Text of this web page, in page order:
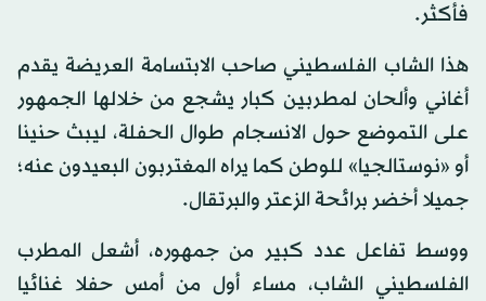
فأكثر.
هذا الشاب الفلسطيني صاحب الابتسامة العريضة يقدم
أغاني وألحان لمطربين كبار يشجع من خلالها الجمهور
على التموضع حول الانسجام طوال الحفلة، ليبث حنينا
أو «نوستالجيا» للوطن كما يراه المغتربون البعيدون عنه؛
جميلا أخضر برائحة الزعتر والبرتقال.
ووسط تفاعل عدد كبير من جمهوره، أشعل المطرب
الفلسطيني الشاب، مساء أول من أمس حفلا غنائيا